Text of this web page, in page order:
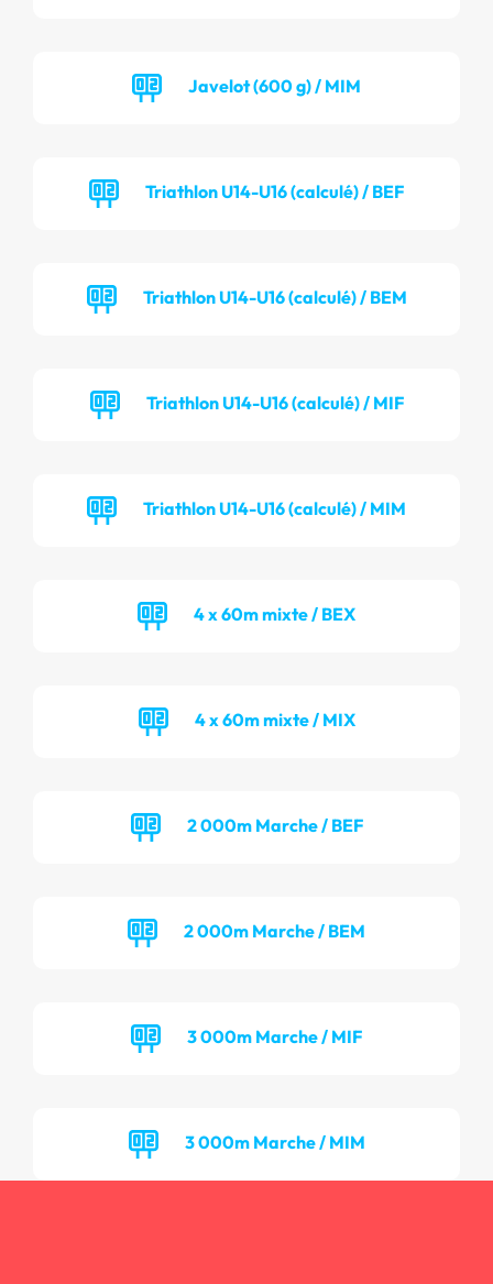
Javelot (600 g) / MIM
Triathlon U14-U16 (calculé) / BEF
Triathlon U14-U16 (calculé) / BEM
Triathlon U14-U16 (calculé) / MIF
Triathlon U14-U16 (calculé) / MIM
4 x 60m mixte / BEX
4 x 60m mixte / MIX
2 000m Marche / BEF
2 000m Marche / BEM
3 000m Marche / MIF
3 000m Marche / MIM